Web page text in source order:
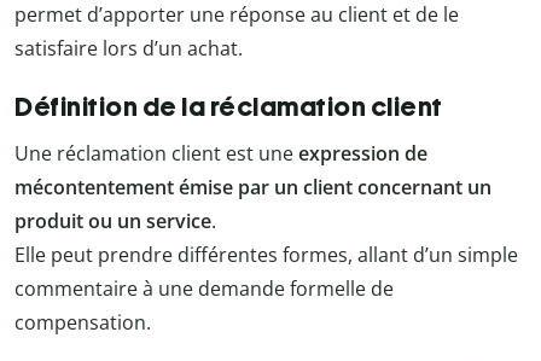
permet d’apporter une réponse au client et de le
satisfaire lors d’un achat.
Définition de la réclamation client
Une réclamation client est uneexpression de
mécontentement émise par un client concernant un
produit ou un service.
Elle peut prendre différentes formes, allant d’un simple
commentaire à une demande formelle de
compensation.